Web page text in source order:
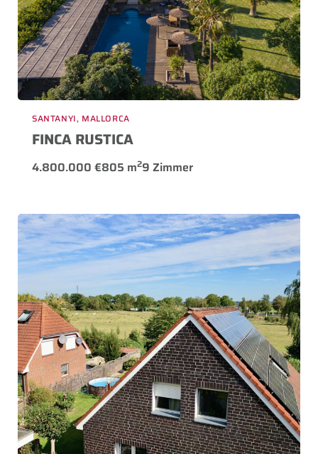
SANTANYI, MALLORCA
FINCA RUSTICA
4.800.000 €805 m29 Zimmer